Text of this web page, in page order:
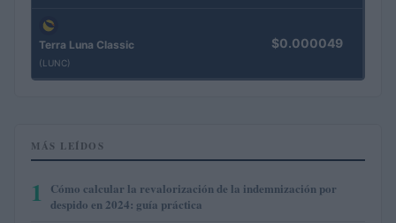
Terra Luna Classic
(LUNC)
$0.000049
MÁS LEÍDOS
1
Cómo calcular la revalorización de la indemnización por
despido en 2024: guía práctica